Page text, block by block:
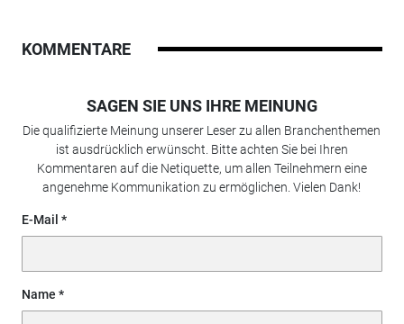
KOMMENTARE
SAGEN SIE UNS IHRE MEINUNG
Die qualifizierte Meinung unserer Leser zu allen Branchenthemen
ist ausdrücklich erwünscht. Bitte achten Sie bei Ihren
Kommentaren auf die Netiquette, um allen Teilnehmern eine
angenehme Kommunikation zu ermöglichen. Vielen Dank!
E-Mail
Name